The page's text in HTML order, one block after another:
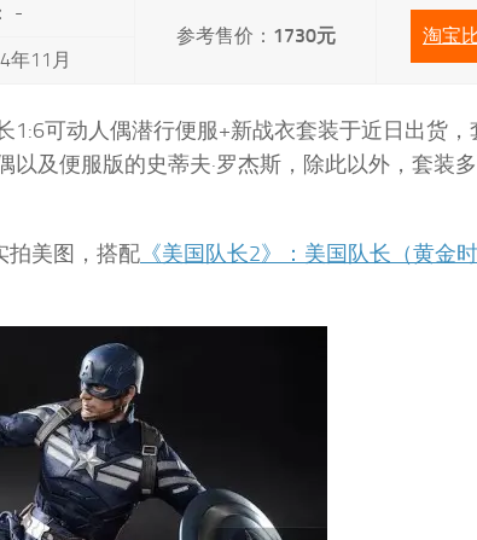
-
参考售价： 1730元
淘宝
年11月
1:6可动人偶潜行便服+新战衣套装于近日出货，
及便服版的史蒂夫·罗杰斯，除此以外，套装
拍美图，搭配 《美国队长2》：美国队长（黄金时